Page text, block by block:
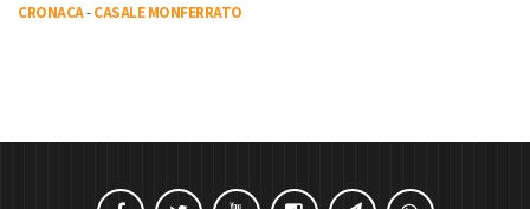
CRONACA-CASALE MONFERRATO